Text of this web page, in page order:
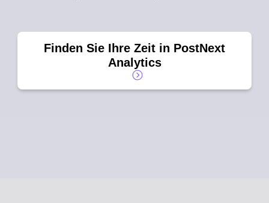
Finden Sie Ihre Zeit in PostNext
Analytics